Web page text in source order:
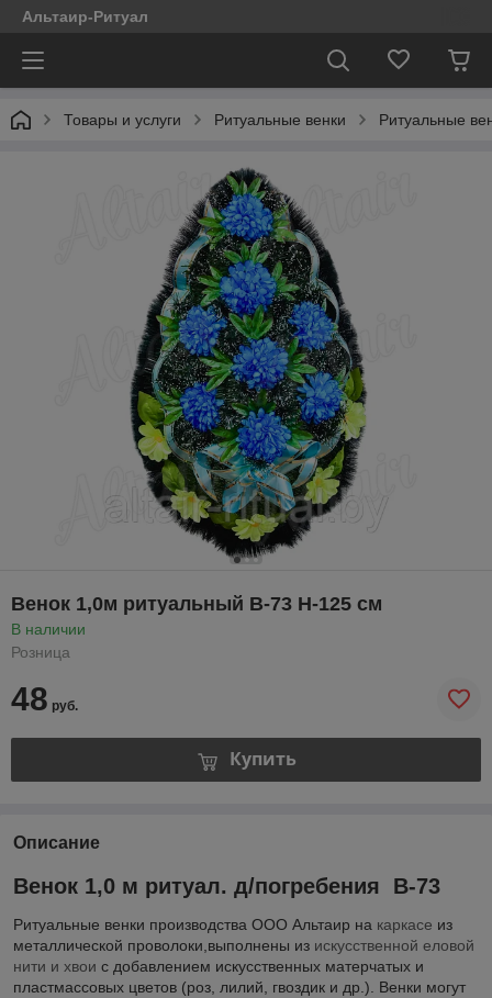
Альтаир-Ритуал
Товары и услуги Ритуальные венки Ритуальные
Венок 1,0м ритуальный В-73 Н-125 cм
В наличии
Розница
48 руб.
Купить
Описание
Венок 1,0 м ритуал. д/погребения В-73
Ритуальные венки производства ООО Альтаир на каркасе из
металлической проволоки,выполнены из искусственной еловой
нити и хвои с добавлением искусственных матерчатых и
пластмассовых цветов (роз, лилий, гвоздик и др.). Венки могут